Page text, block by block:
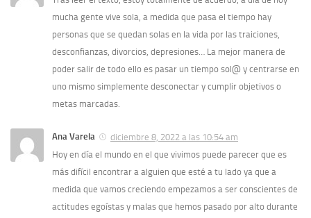
mucha gente vive sola, a medida que pasa el tiempo hay
personas que se quedan solas en la vida por las traiciones,
desconfianzas, divorcios, depresiones… La mejor manera de
poder salir de todo ello es pasar un tiempo sol@ y centrarse en
uno mismo simplemente desconectar y cumplir objetivos o
metas marcadas.
Ana Varela
diciembre 8, 2022 a las 10:54 am
Hoy en día el mundo en el que vivimos puede parecer que es
más difícil encontrar a alguien que esté a tu lado ya que a
medida que vamos creciendo empezamos a ser conscientes de
actitudes egoístas y malas que hemos pasado por alto durante